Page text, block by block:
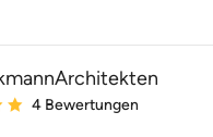
Bewertung: 5 von 5 Sternen
4 Bewertungen